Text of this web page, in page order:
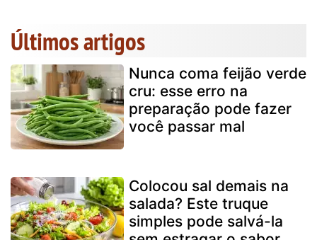
Últimos artigos
Nunca coma feijão verde
cru: esse erro na
preparação pode fazer
você passar mal
Colocou sal demais na
salada? Este truque
simples pode salvá-la